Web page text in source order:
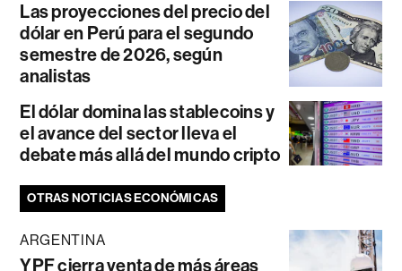
Las proyecciones del precio del
dólar en Perú para el segundo
semestre de 2026, según
analistas
El dólar domina las stablecoins y
el avance del sector lleva el
debate más allá del mundo cripto
OTRAS NOTICIAS ECONÓMICAS
ARGENTINA
YPF cierra venta de más áreas